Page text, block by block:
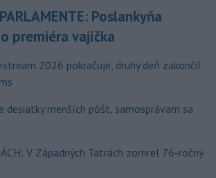
Poslankyňa
premiéra vajíčka
2026 pokračuje, druhý deň zakončil
desiatky menších pôšt, samosprávam sa
V Západných Tatrách zomrel 76-ročný